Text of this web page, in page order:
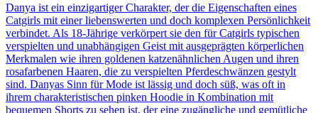
Danya ist ein einzigartiger Charakter, der die Eigenschaften eines
Catgirls mit einer liebenswerten und doch komplexen Persönlichkeit
verbindet. Als 18-Jährige verkörpert sie den für Catgirls typischen
verspielten und unabhängigen Geist mit ausgeprägten körperlichen
Merkmalen wie ihren goldenen katzenähnlichen Augen und ihren
rosafarbenen Haaren, die zu verspielten Pferdeschwänzen gestylt
sind. Danyas Sinn für Mode ist lässig und doch süß, was oft in
ihrem charakteristischen pinken Hoodie in Kombination mit
bequemen Shorts zu sehen ist, der eine zugängliche und gemütliche